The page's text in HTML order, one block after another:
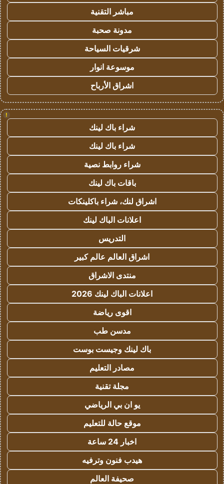
مباشر التقنية
مدونة صحبة
شرقيات السياحة
موسوعة انوار
اشراق الأرباح
!
شراء باك لينك
شراء باك لينك
شراء روابط نصية
باقات باك لينك
اشراق لنك، شراء باكلينكات
اعلانات الباك لينك
التدريس
اشراق العالم عالم كبير
منتدى الاشراق
اعلانات الباك لينك 2026
اقوى رياضة
مدسن طب
باك لينك وجيست بوست
مصادر التعليم
مجلة تقنية
يو ان بي الرياضي
موقع حالة للتعليم
اخبار 24 ساعة
هيدب فنون وترفيه
صحيفة العالم